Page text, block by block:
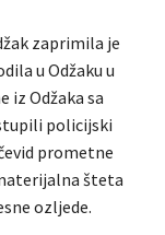
zaprimila je
u Odžaku u
iz Odžaka sa
policijski
prometne
šteta
ozljede.